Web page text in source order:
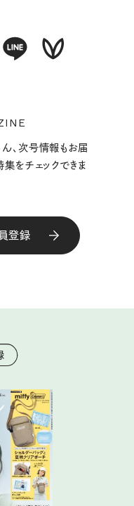
、次号情報もお届
集をチェックできま
登録